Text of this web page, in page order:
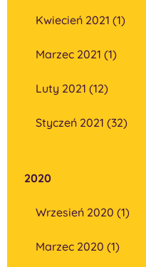
Kwiecień 2021 (1)
Marzec 2021 (1)
Luty 2021 (12)
Styczeń 2021 (32)
2020
Wrzesień 2020 (1)
Marzec 2020 (1)